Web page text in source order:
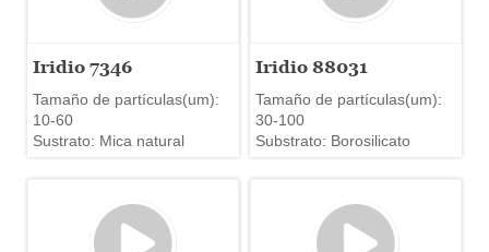
Iridio 7346
Tamaño de partículas(um):
10-60
Sustrato: Mica natural
Iridio 88031
Tamaño de partículas(um):
30-100
Substrato: Borosilicato